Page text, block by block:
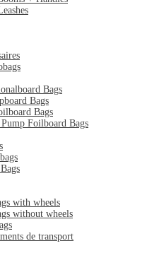
Bags
Bags
Bags
Foilboard Bags
with wheels
without wheels
de transport